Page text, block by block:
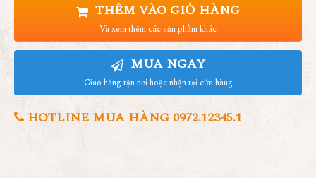
THÊM VÀO GIỎ HÀNG
Và xem thêm các sản phẩm khác
MUA NGAY
Giao hàng tận nơi hoặc nhận tại cửa hàng
HOTLINE MUA HÀNG 0972.12345.1